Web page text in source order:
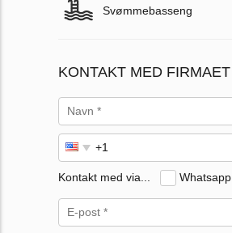
Svømmebasseng
KONTAKT MED FIRMAET
Kontakt med via... Whatsapp